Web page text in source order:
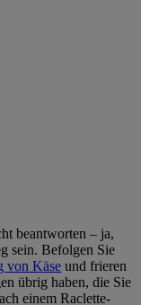
beantworten – ja,
sein. Befolgen Sie
von Käse und frieren
übrig haben, die Sie
einem Raclette-